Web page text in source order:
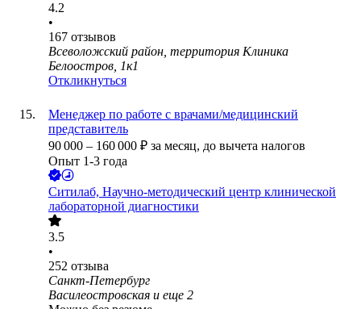
4.2
•
167 отзывов
Всеволожский район, территория Клиника
Белоостров, 1к1
Откликнуться
Менеджер по работе с врачами/медицинский
представитель
90 000 – 160 000 ₽ за месяц, до вычета налогов
Опыт 1-3 года
Ситилаб, Научно-методический центр клинической
лабораторной диагностики
3.5
•
252 отзыва
Санкт-Петербург
Василеостровская и еще 2